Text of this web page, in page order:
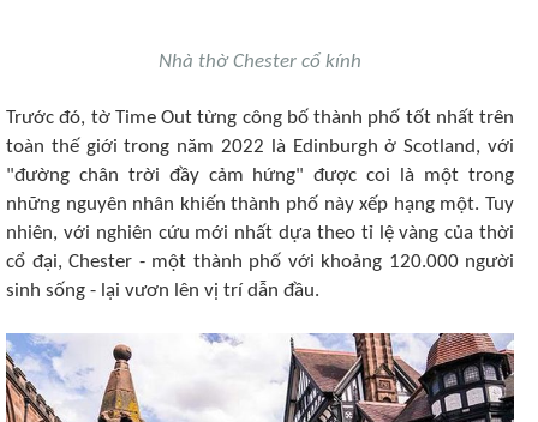
Nhà thờ Chester cổ kính
Trước đó, tờ Time Out từng công bố thành phố tốt nhất trên
toàn thế giới trong năm 2022 là Edinburgh ở Scotland, với
"đường chân trời đầy cảm hứng" được coi là một trong
những nguyên nhân khiến thành phố này xếp hạng một. Tuy
nhiên, với nghiên cứu mới nhất dựa theo tỉ lệ vàng của thời
cổ đại, Chester - một thành phố với khoảng 120.000 người
sinh sống - lại vươn lên vị trí dẫn đầu.